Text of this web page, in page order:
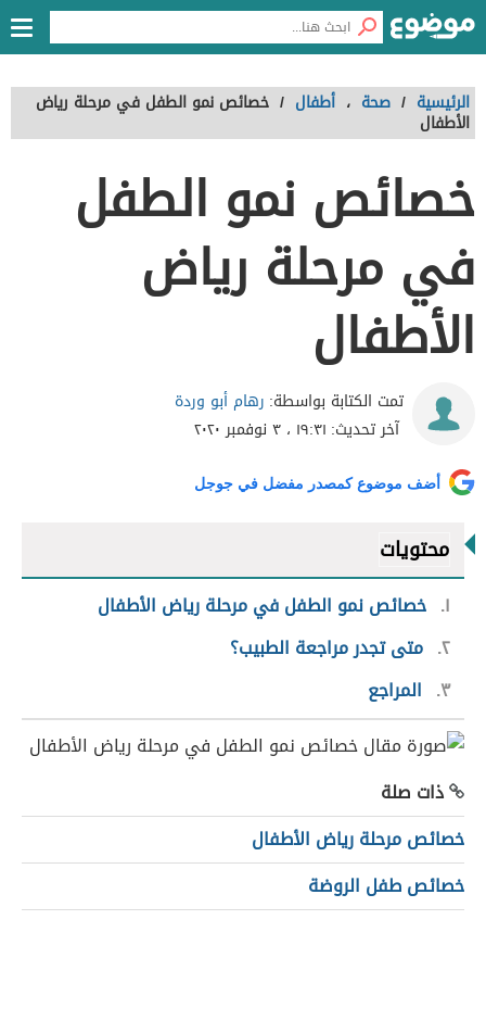
الرئيسية / صحة ، أطفال / خصائص نمو الطفل في مرحلة رياض
الأطفال
خصائص نمو الطفل
في مرحلة رياض
الأطفال
تمت الكتابة بواسطة: رهام أبو وردة
آخر تحديث: ١٩:٣١ ، ٣ نوفمبر ٢٠٢٠
أضف موضوع كمصدر مفضل في جوجل
محتويات
١ خصائص نمو الطفل في مرحلة رياض الأطفال
٢ متى تجدر مراجعة الطبيب؟
٣
المراجع
ذات صلة
خصائص مرحلة رياض الأطفال
خصائص طفل الروضة